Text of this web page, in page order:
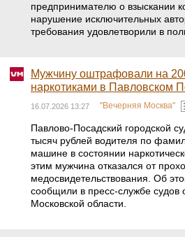
предпринимателю о взыскании
нарушение исключительных
требования удовлетворили в
Мужчину оштрафовали на
наркотиками в Павловском
16.07.2026 13:27 "Вечерняя Москва"
Павлово-Посадский городской
тысяч рублей водителя по
машине в состоянии
этим мужчина отказался от
медосвидетельствования. Об
сообщили в пресс-службе
Московской области.